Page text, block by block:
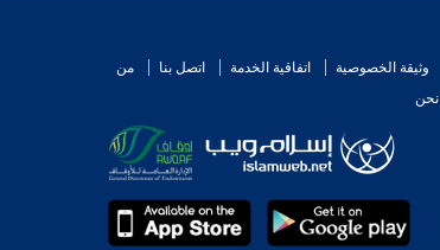
وثيقة الخصوصية اتفاقية الخدمة اتصل بنا
من
نحن